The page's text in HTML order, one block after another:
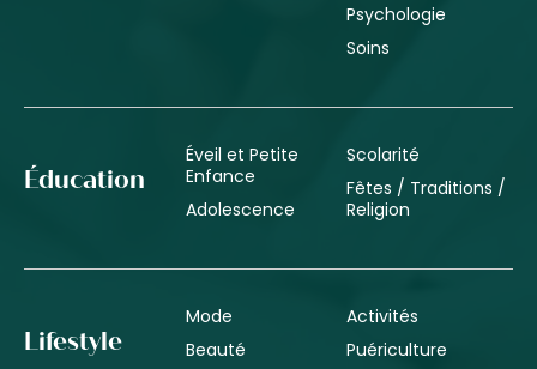
Psychologie
Soins
Éducation
Éveil et Petite
Enfance
Adolescence
Scolarité
Fêtes / Traditions /
Religion
Lifestyle
Mode
Beauté
Activités
Puériculture